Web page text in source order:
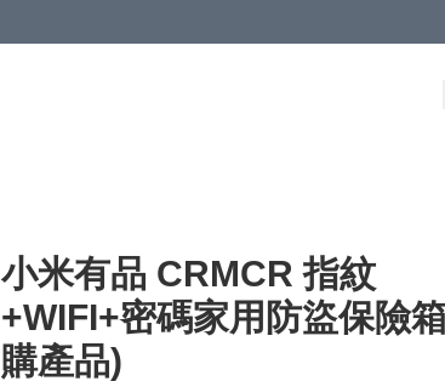
小米有品 CRMCR 指紋
+WIFI+密碼家用防盜保險
購產品)